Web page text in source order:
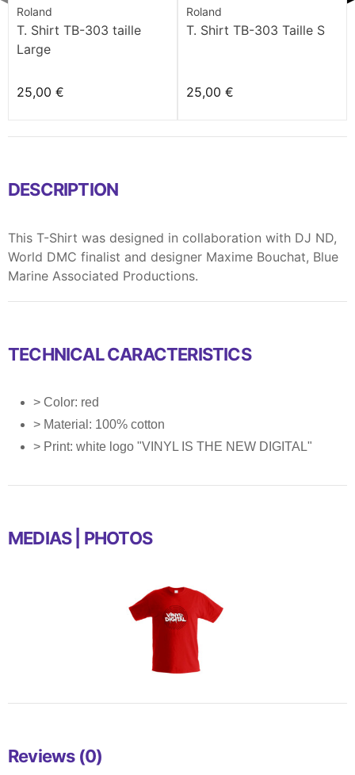
Roland
T. Shirt TB-303 taille
Large
25,00 €
Roland
T. Shirt TB-303 Taille S
25,00 €
DESCRIPTION
This T-Shirt was designed in collaboration with DJ ND,
World DMC finalist and designer Maxime Bouchat, Blue
Marine Associated Productions.
TECHNICAL CARACTERISTICS
> Color: red
> Material: 100% cotton
> Print: white logo "VINYL IS THE NEW DIGITAL"
MEDIAS | PHOTOS
Reviews (0)